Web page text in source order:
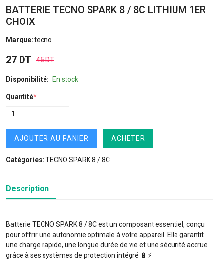
BATTERIE TECNO SPARK 8 / 8C LITHIUM 1ER
CHOIX
Marque:tecno
27 DT 45 DT
Disponibilité: En stock
Quantité*
AJOUTER AU PANIER ACHETER
Catégories:TECNO SPARK 8 / 8C
Description
Batterie TECNO SPARK 8 / 8C est un composant essentiel, conçu
pour offrir une autonomie optimale à votre appareil. Elle garantit
une charge rapide, une longue durée de vie et une sécurité accrue
grâce à ses systèmes de protection intégré 🔋⚡️